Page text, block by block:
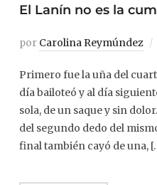
El Lanín no es la
por Carolina Reymúndez
Primero fue la uña del
día bailoteó y al día
sola, de un saque y sin
del segundo dedo del
final también cayó de una,